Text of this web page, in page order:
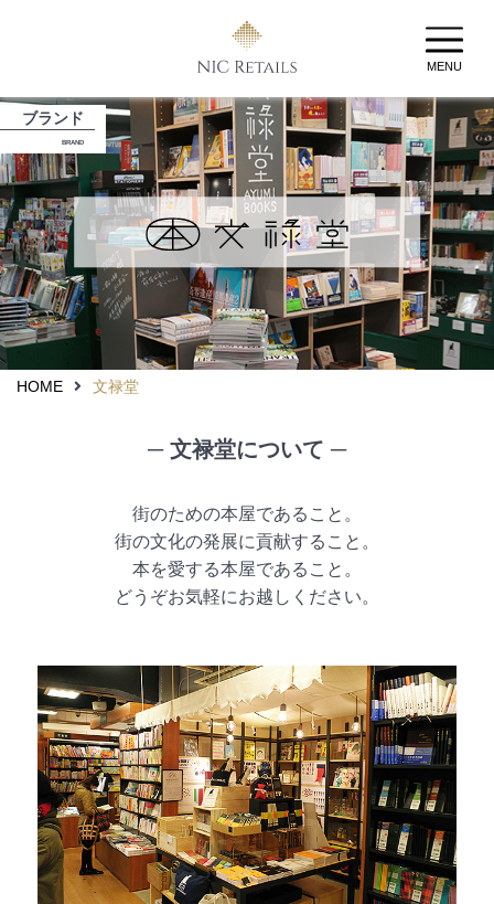
MENU
ブランド
BRAND
HOME 文禄堂
─ 文禄堂について ─
街のための本屋であること。
街の文化の発展に貢献すること。
本を愛する本屋であること。
どうぞお気軽にお越しください。